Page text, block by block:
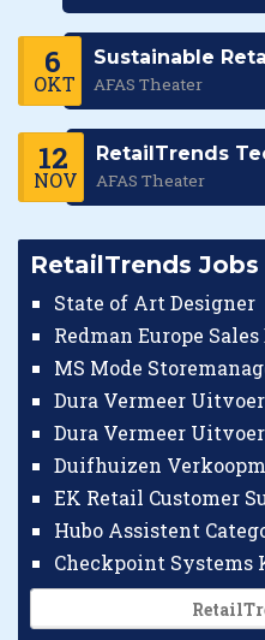
6
OKT
Sustainable
AFAS Theater
12
NOV
RetailTrends
AFAS Theater
RetailTrends Jobs
State of Art Designer
Redman Europe
MS Mode
Dura Vermeer
Dura Vermeer
Duifhuizen
EK Retail Customer
Hubo Assistent